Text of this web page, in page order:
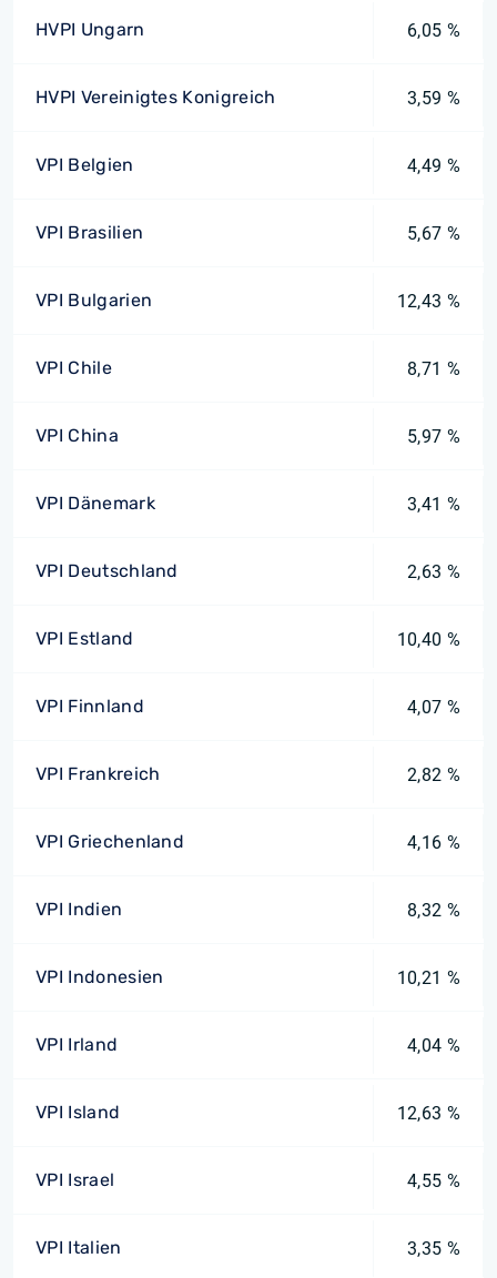
HVPI Ungarn 6,05 %
HVPI Vereinigtes Konigreich 3,59 %
VPI Belgien 4,49 %
VPI Brasilien 5,67 %
VPI Bulgarien 12,43 %
VPI Chile 8,71 %
VPI China 5,97 %
VPI Dänemark 3,41 %
VPI Deutschland 2,63 %
VPI Estland 10,40 %
VPI Finnland 4,07 %
VPI Frankreich 2,82 %
VPI Griechenland 4,16 %
VPI Indien 8,32 %
VPI Indonesien 10,21 %
VPI Irland 4,04 %
VPI Island 12,63 %
VPI Israel 4,55 %
VPI Italien 3,35 %